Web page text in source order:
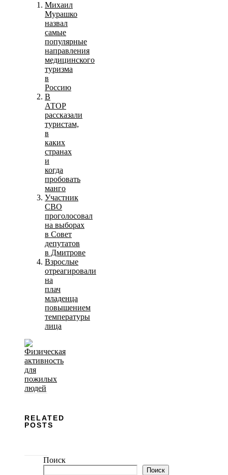
Михаил
Мурашко
назвал
самые
популярные
направления
медицинского
туризма
в
Россию
В
АТОР
рассказали
туристам,
в
каких
странах
и
когда
пробовать
манго
Участник
СВО
проголосовал
на выборах
в Совет
депутатов
в Дмитрове
Взрослые
отреагировали
на
плач
младенца
повышением
температуры
лица
RELATED
POSTS
Поиск
Поиск